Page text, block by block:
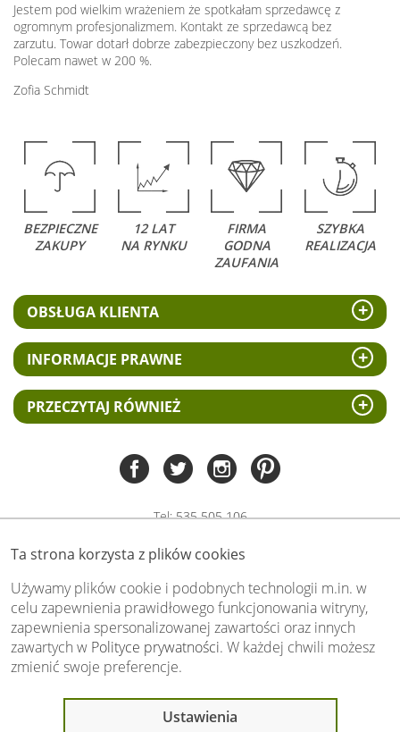
Ta strona korzysta z plików cookies
Używamy plików cookie i podobnych technologii m.in. w
celu zapewnienia prawidłowego funkcjonowania witryny,
zapewnienia spersonalizowanej zawartości oraz innych
zawartych w Polityce prywatności. W każdej chwili możesz
zmienić swoje preferencje.
Ustawienia
Jestem pod wielkim wrażeniem że spotkałam sprzedawcę z
ogromnym profesjonalizmem. Kontakt ze sprzedawcą bez
zarzutu. Towar dotarł dobrze zabezpieczony bez uszkodzeń.
Polecam nawet w 200 %.
Zofia Schmidt
BEZPIECZNE
ZAKUPY
12 LAT
NA RYNKU
FIRMA
GODNA
ZAUFANIA
SZYBKA
REALIZACJA
OBSŁUGA KLIENTA
INFORMACJE PRAWNE
PRZECZYTAJ RÓWNIEŻ
Tel:535 505 106
biuro@swiat-obrazow.pl
Copyright by swiat-obrazow.pl 2026,
Wszelkie prawa zastrzeżone
Stronę oceniło już13709osób.
Otrzymaliśmy4.89pkt. na 5możliwych.
Oceń nas również Ty:
Ostatnio 19 osób